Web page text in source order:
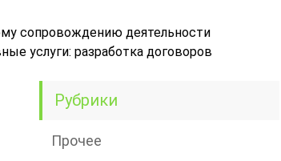
сопровождению деятельности
услуги: разработка договоров
Рубрики
Прочее